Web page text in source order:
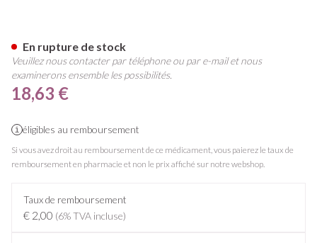
18,63 €
éligibles au remboursement
Si vous avez droit au remboursement de ce médicament, vous paierez le taux de
remboursement en pharmacie et non le prix affiché sur notre webshop.
Taux de remboursement
€ 2,00 (6% TVA incluse)
En rupture de stock
Veuillez nous contacter par téléphone ou par e-mail et nous
examinerons ensemble les possibilités.